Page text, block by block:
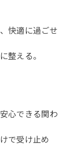
快適に過ごせ
整える。
心できる関わ
で受け止め